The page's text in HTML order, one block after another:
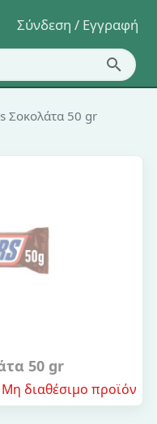
Σύνδεση / Εγγραφή
Σοκολάτα 50 gr
50 gr
Μη διαθέσιμο προϊόν